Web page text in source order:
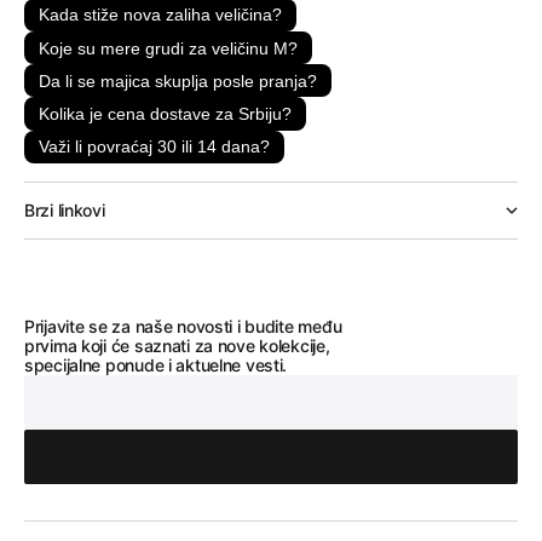
Kada stiže nova zaliha veličina?
Koje su mere grudi za veličinu M?
Da li se majica skuplja posle pranja?
Kolika je cena dostave za Srbiju?
Važi li povraćaj 30 ili 14 dana?
Brzi linkovi
Prijavite se za naše novosti i budite među
prvima koji će saznati za nove kolekcije,
specijalne ponude i aktuelne vesti.